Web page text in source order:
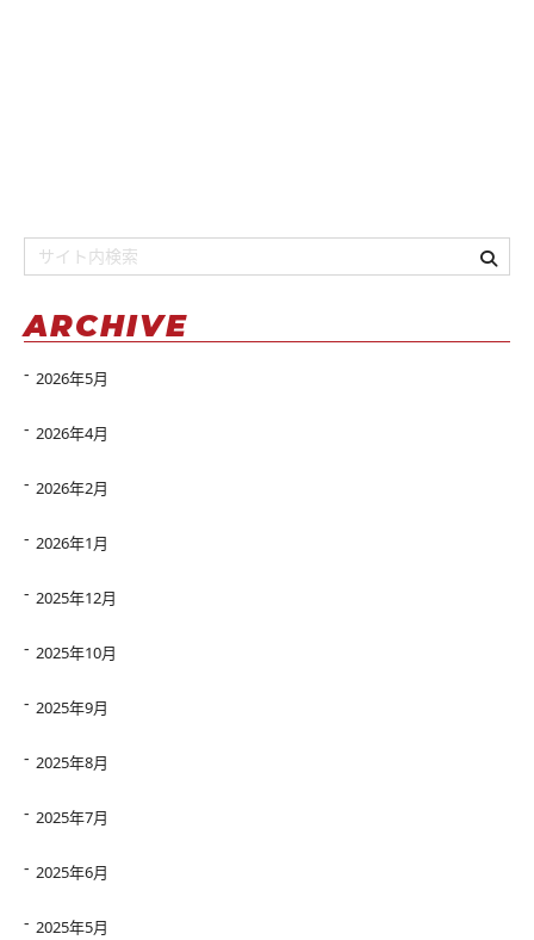
ARCHIVE
2026年5月
2026年4月
2026年2月
2026年1月
2025年12月
2025年10月
2025年9月
2025年8月
2025年7月
2025年6月
2025年5月